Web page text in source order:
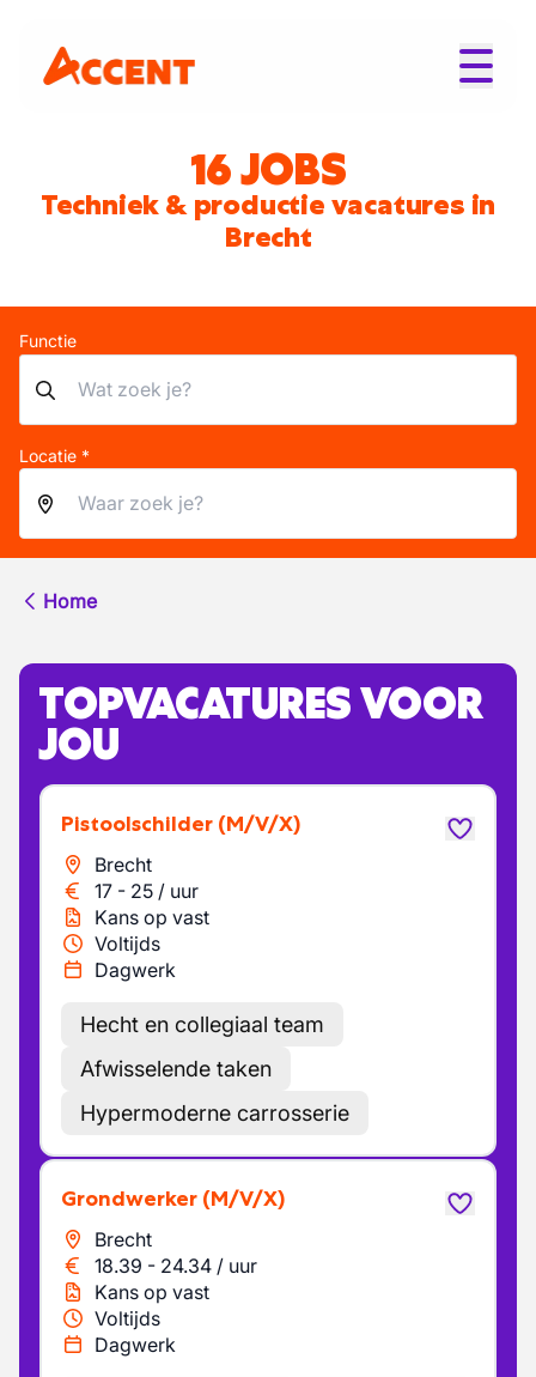
16 JOBS
Techniek & productie vacatures in
Brecht
Functie
Locatie *
Home
TOPVACATURES VOOR
JOU
Pistoolschilder (M/V/X)
Brecht
17 - 25 / uur
Kans op vast
Voltijds
Dagwerk
Hecht en collegiaal team
Afwisselende taken
Hypermoderne carrosserie
Grondwerker (M/V/X)
Brecht
18.39 - 24.34 / uur
Kans op vast
Voltijds
Dagwerk